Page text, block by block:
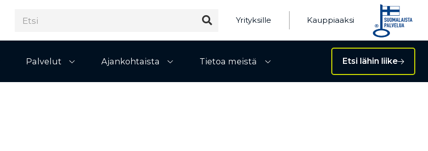
Yrityksille Kauppiaaksi
Avaa alivalikko
Palvelut
Avaa alivalikko
Ajankohtaista
Avaa alivalikko
Tietoa meistä Etsi lähin liike